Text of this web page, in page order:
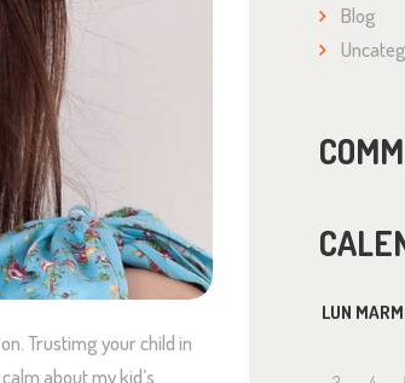
Trustimg your child in
about my kid’s
Blog
LUN MAR